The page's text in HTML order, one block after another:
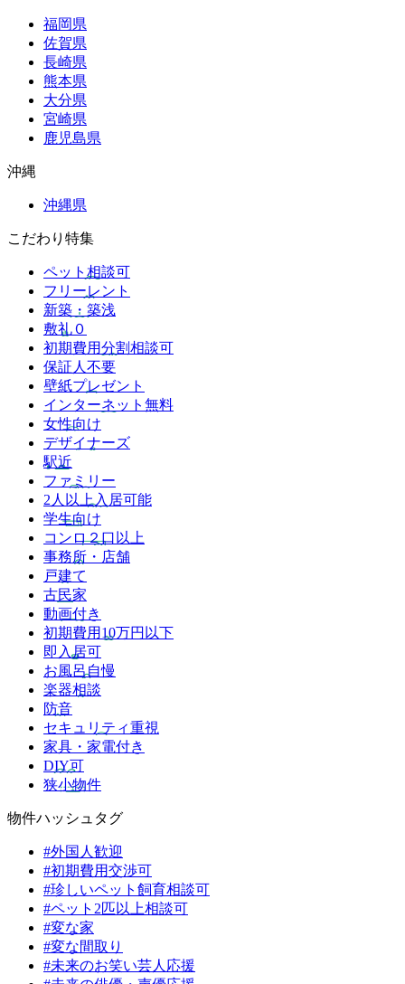
福岡県
佐賀県
長崎県
熊本県
大分県
宮崎県
鹿児島県
沖縄
沖縄県
こだわり特集
ペット相談可
フリーレント
新築・築浅
敷礼０
初期費用分割相談可
保証人不要
壁紙プレゼント
インターネット無料
女性向け
デザイナーズ
駅近
ファミリー
2人以上入居可能
学生向け
コンロ２口以上
事務所・店舗
戸建て
古民家
動画付き
初期費用10万円以下
即入居可
お風呂自慢
楽器相談
防音
セキュリティ重視
家具・家電付き
DIY可
狭小物件
物件ハッシュタグ
#外国人歓迎
#初期費用交渉可
#珍しいペット飼育相談可
#ペット2匹以上相談可
#変な家
#変な間取り
#未来のお笑い芸人応援